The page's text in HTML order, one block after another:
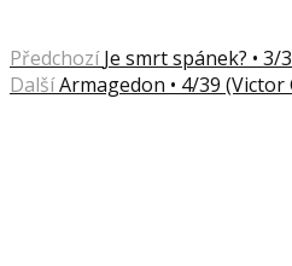
Předchozí Je smrt spánek? • 3/
DalšíArmagedon • 4/39 (Victor